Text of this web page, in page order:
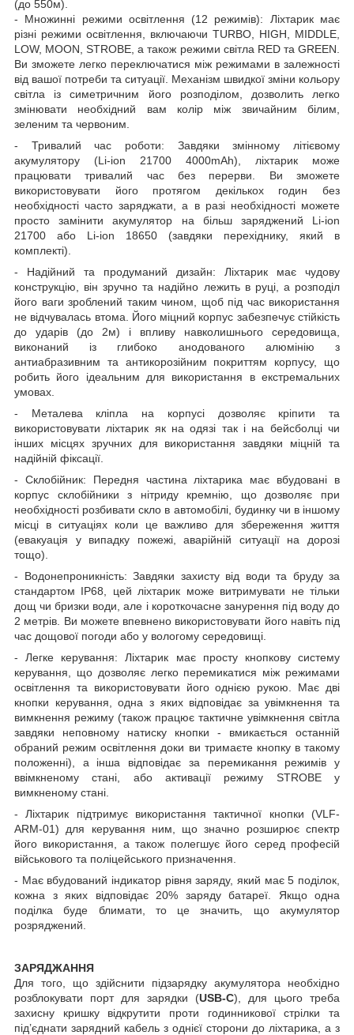
(до 550м).
- Множинні режими освітлення (12 режимів): Ліхтарик має
різні режими освітлення, включаючи TURBO, HIGH, MIDDLE,
LOW, MOON, STROBE, а також режими світла RED та GREEN.
Ви зможете легко переключатися між режимами в залежності
від вашої потреби та ситуації. Механізм швидкої зміни кольору
світла із симетричним його розподілом, дозволить легко
змінювати необхідний вам колір між звичайним білим,
зеленим та червоним.
- Тривалий час роботи: Завдяки змінному літієвому
акумулятору (Li-ion 21700 4000mAh), ліхтарик може
працювати тривалий час без перерви. Ви зможете
використовувати його протягом декількох годин без
необхідності часто заряджати, а в разі необхідності можете
просто замінити акумулятор на більш заряджений Li-ion
21700 або Li-ion 18650 (завдяки перехіднику, який в
комплекті).
- Надійний та продуманий дизайн: Ліхтарик має чудову
конструкцію, він зручно та надійно лежить в руці, а розподіл
його ваги зроблений таким чином, щоб під час використання
не відчувалась втома. Його міцний корпус забезпечує стійкість
до ударів (до 2м) і впливу навколишнього середовища,
виконаний із глибоко анодованого алюмінію з
антиабразивним та антикорозійним покриттям корпусу, що
робить його ідеальним для використання в екстремальних
умовах.
- Металева кліпла на корпусі дозволяє кріпити та
використовувати ліхтарик як на одязі так і на бейсболці чи
інших місцях зручних для використання завдяки міцній та
надійній фіксації.
- Склобійник: Передня частина ліхтарика має вбудовані в
корпус склобійники з нітриду кремнію, що дозволяє при
необхідності розбивати скло в автомобілі, будинку чи в іншому
місці в ситуаціях коли це важливо для збереження життя
(евакуація у випадку пожежі, аварійній ситуації на дорозі
тощо).
- Водонепроникність: Завдяки захисту від води та бруду за
стандартом IP68, цей ліхтарик може витримувати не тільки
дощ чи бризки води, але і короткочасне занурення під воду до
2 метрів. Ви можете впевнено використовувати його навіть під
час дощової погоди або у вологому середовищі.
- Легке керування: Ліхтарик має просту кнопкову систему
керування, що дозволяє легко перемикатися між режимами
освітлення та використовувати його однією рукою. Має дві
кнопки керування, одна з яких відповідає за увімкнення та
вимкнення режиму (також працює тактичне увімкнення світла
завдяки неповному натиску кнопки - вмикається останній
обраний режим освітлення доки ви тримаєте кнопку в такому
положенні), а інша відповідає за перемикання режимів у
ввімкненому стані, або активації режиму STROBE у
вимкненому стані.
- Ліхтарик підтримує використання тактичної кнопки (VLF-
ARM-01) для керування ним, що значно розширює спектр
його використання, а також полегшує його серед професій
військового та поліцейського призначення.
- Має вбудований індикатор рівня заряду, який має 5 поділок,
кожна з яких відповідає 20% заряду батареї. Якщо одна
поділка буде блимати, то це значить, що акумулятор
розряджений.
ЗАРЯДЖАННЯ
Для того, що здійснити підзарядку акумулятора необхідно
розблокувати порт для зарядки (USB-C), для цього треба
захисну кришку відкрутити проти годинникової стрілки та
під’єднати зарядний кабель з однієї сторони до ліхтарика, а з